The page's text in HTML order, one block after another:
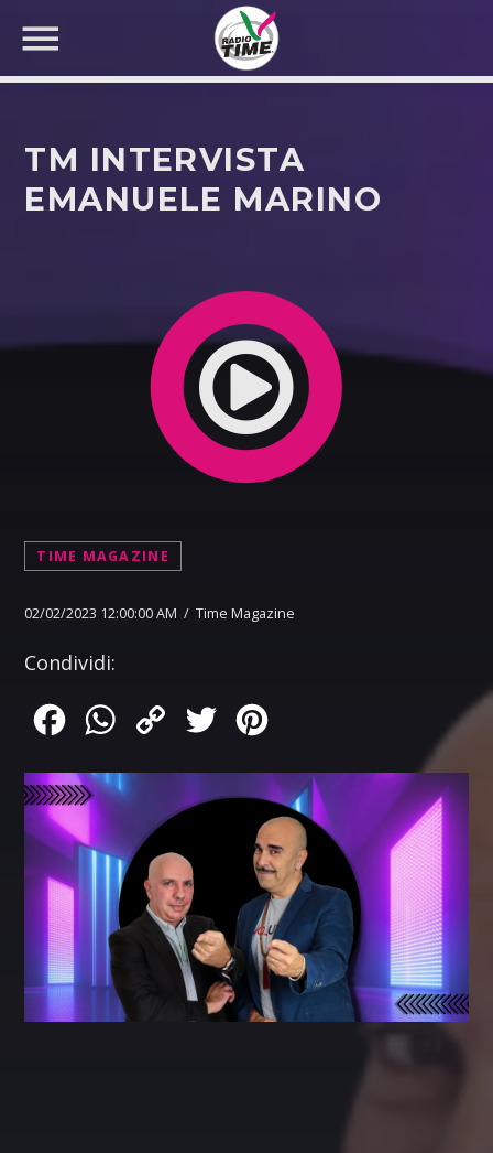
TM INTERVISTA
EMANUELE MARINO
TIME MAGAZINE
02/02/2023 12:00:00 AM / Time Magazine
Condividi:
FacebookWhatsApp
Copy
Twitter